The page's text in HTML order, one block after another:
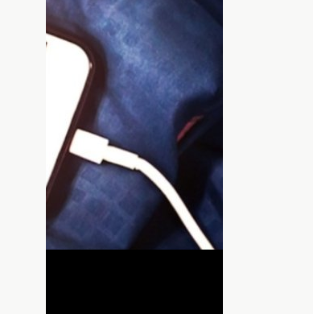
Если за ночь
принять меры.
мобильного
в периоды покоя,
режим на
или "В самолете".